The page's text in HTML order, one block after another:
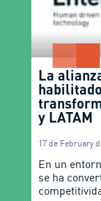
La
y LATAM
17 de February
En un
se ha